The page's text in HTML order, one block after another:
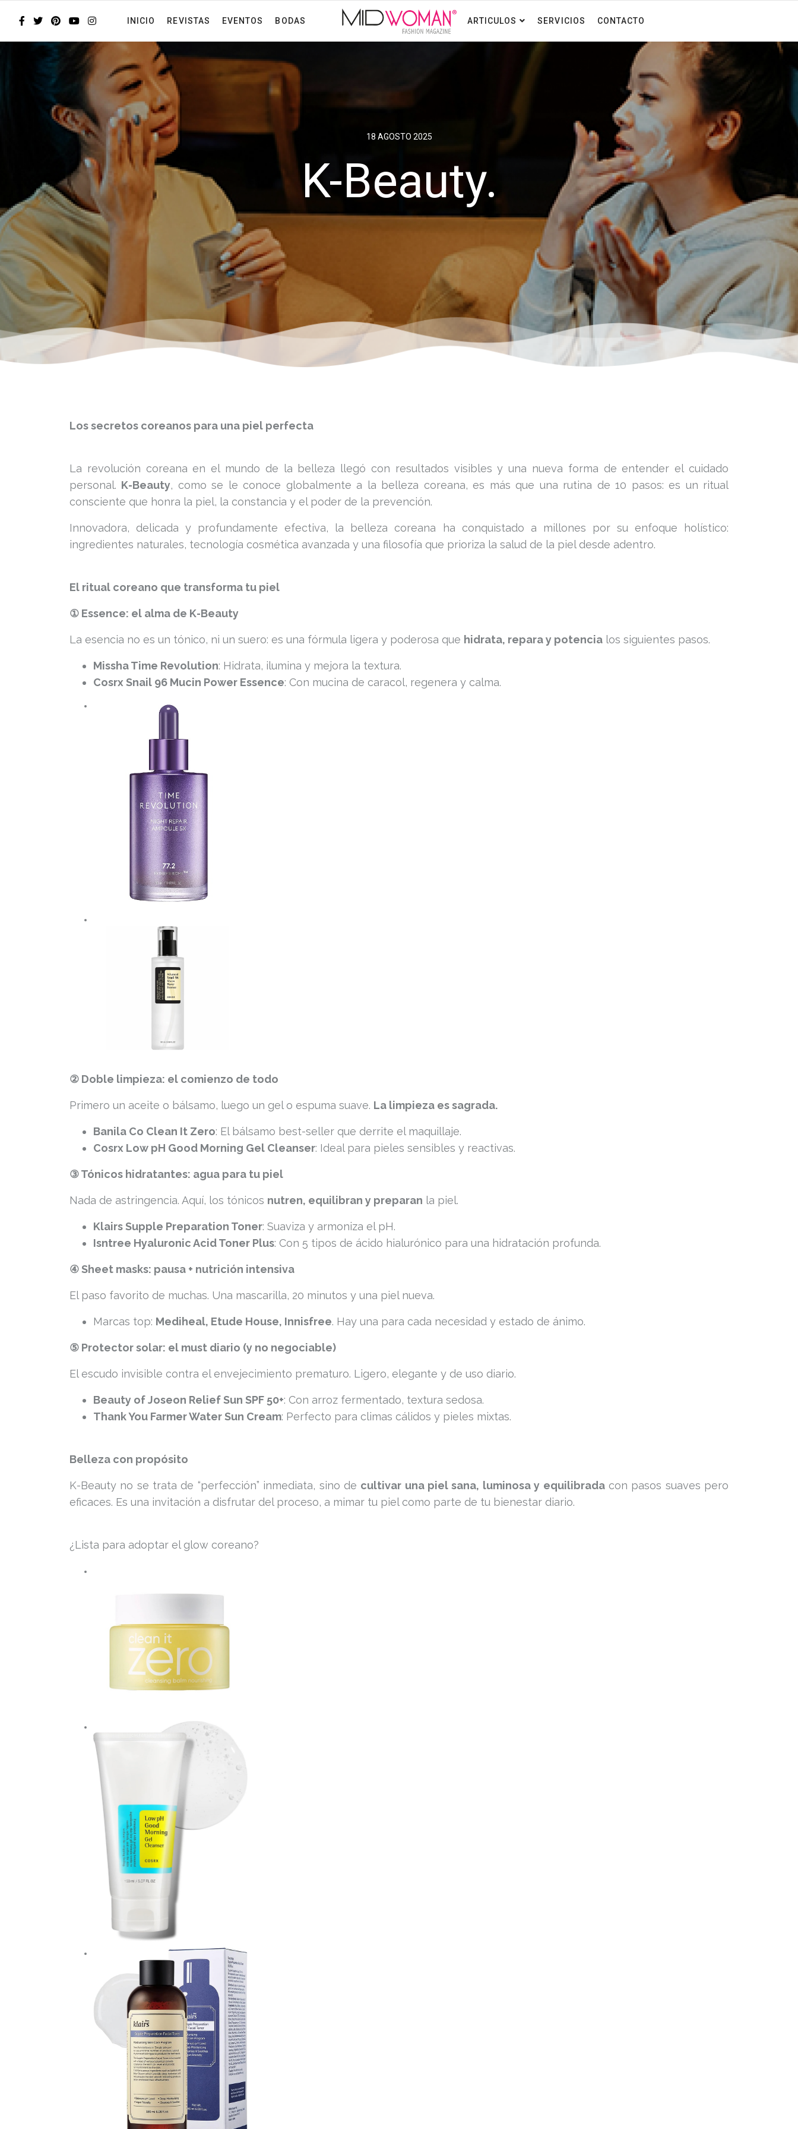
INICIO REVISTAS EVENTOS BODAS ARTICULOS SERVICIOS CONTACTO
18 AGOSTO 2025
K-Beauty.
Los secretos coreanos para una piel perfecta
La revolución coreana en el mundo de la belleza llegó con resultados visibles y una nueva forma de entender el cuidado
personal. K-Beauty, como se le conoce globalmente a la belleza coreana, es más que una rutina de 10 pasos: es un ritual
consciente que honra la piel, la constancia y el poder de la prevención.
Innovadora, delicada y profundamente efectiva, la belleza coreana ha conquistado a millones por su enfoque holístico:
ingredientes naturales, tecnología cosmética avanzada y una filosofía que prioriza la salud de la piel desde adentro.
El ritual coreano que transforma tu piel
① Essence: el alma de K-Beauty
La esencia no es un tónico, ni un suero: es una fórmula ligera y poderosa que hidrata, repara y potencia los siguientes pasos.
Missha Time Revolution: Hidrata, ilumina y mejora la textura.
Cosrx Snail 96 Mucin Power Essence: Con mucina de caracol, regenera y calma.
② Doble limpieza: el comienzo de todo
Primero un aceite o bálsamo, luego un gel o espuma suave. La limpieza es sagrada.
Banila Co Clean It Zero: El bálsamo best-seller que derrite el maquillaje.
Cosrx Low pH Good Morning Gel Cleanser: Ideal para pieles sensibles y reactivas.
③ Tónicos hidratantes: agua para tu piel
Nada de astringencia. Aquí, los tónicos nutren, equilibran y preparan la piel.
Klairs Supple Preparation Toner: Suaviza y armoniza el pH.
Isntree Hyaluronic Acid Toner Plus: Con 5 tipos de ácido hialurónico para una hidratación profunda.
④ Sheet masks: pausa + nutrición intensiva
El paso favorito de muchas. Una mascarilla, 20 minutos y una piel nueva.
Marcas top: Mediheal, Etude House, Innisfree. Hay una para cada necesidad y estado de ánimo.
⑤ Protector solar: el must diario (y no negociable)
El escudo invisible contra el envejecimiento prematuro. Ligero, elegante y de uso diario.
Beauty of Joseon Relief Sun SPF 50+: Con arroz fermentado, textura sedosa.
Thank You Farmer Water Sun Cream: Perfecto para climas cálidos y pieles mixtas.
Belleza con propósito
K-Beauty no se trata de “perfección” inmediata, sino de cultivar una piel sana, luminosa y equilibradacon pasos suaves pero
eficaces. Es una invitación a disfrutar del proceso, a mimar tu piel como parte de tu bienestar diario.
¿Lista para adoptar el glow coreano?